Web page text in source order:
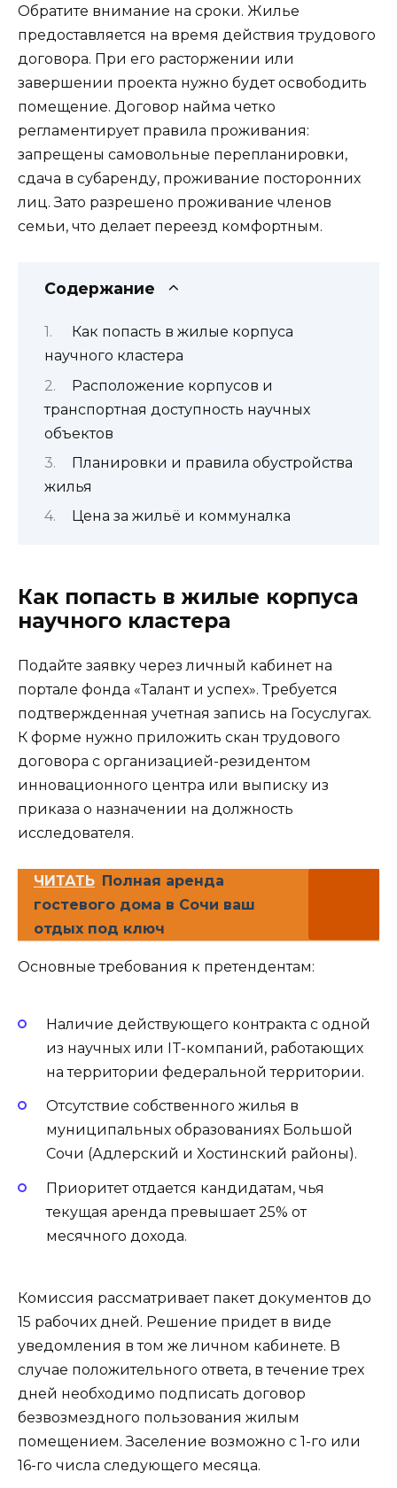
Обратите внимание на сроки. Жилье
предоставляется на время действия трудового
договора. При его расторжении или
завершении проекта нужно будет освободить
помещение. Договор найма четко
регламентирует правила проживания:
запрещены самовольные перепланировки,
сдача в субаренду, проживание посторонних
лиц. Зато разрешено проживание членов
семьи, что делает переезд комфортным.
Содержание
Как попасть в жилые корпуса
научного кластера
Расположение корпусов и
транспортная доступность научных
объектов
Планировки и правила обустройства
жилья
Цена за жильё и коммуналка
Как попасть в жилые корпуса
научного кластера
Подайте заявку через личный кабинет на
портале фонда «Талант и успех». Требуется
подтвержденная учетная запись на Госуслугах.
К форме нужно приложить скан трудового
договора с организацией-резидентом
инновационного центра или выписку из
приказа о назначении на должность
исследователя.
ЧИТАТЬ Полная аренда
гостевого дома в Сочи ваш
отдых под ключ
Основные требования к претендентам:
Наличие действующего контракта с одной
из научных или IT-компаний, работающих
на территории федеральной территории.
Отсутствие собственного жилья в
муниципальных образованиях Большой
Сочи (Адлерский и Хостинский районы).
Приоритет отдается кандидатам, чья
текущая аренда превышает 25% от
месячного дохода.
Комиссия рассматривает пакет документов до
15 рабочих дней. Решение придет в виде
уведомления в том же личном кабинете. В
случае положительного ответа, в течение трех
дней необходимо подписать договор
безвозмездного пользования жилым
помещением. Заселение возможно с 1-го или
16-го числа следующего месяца.